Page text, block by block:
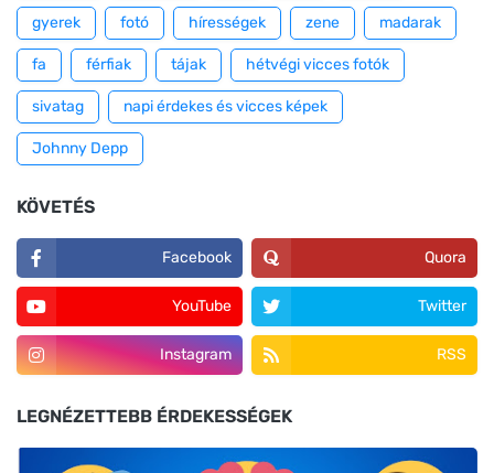
gyerek fotó hírességek zene madarak
fa férfiak tájak hétvégi vicces fotók
sivatag napi érdekes és vicces képek
Johnny Depp
KÖVETÉS
Facebook Quora
YouTube Twitter
Instagram RSS
LEGNÉZETTEBB ÉRDEKESSÉGEK